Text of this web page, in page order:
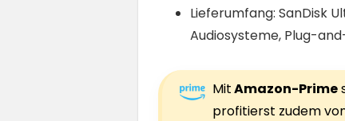
Lieferumfang: SanDisk
Audiosysteme, Plug-
MitAmazon-Prime
profitierst zudem